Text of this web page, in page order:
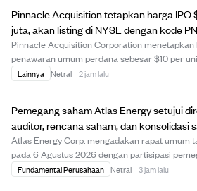
Pinnacle Acquisition tetapkan harga IPO
juta, akan listing di NYSE dengan kode
mulai 7 Agustus 2026
Pinnacle Acquisition Corporation menetapkan
penawaran umum perdana sebesar $10 per
mengumpulkan dana $200 juta dari 20 juta unit
sete...
Lainnya Netral · 2 jam lalu
Pemegang saham Atlas Energy setujui
auditor, rencana saham, dan konsolidasi
Atlas Energy Corp. mengadakan rapat umum
pada 6 Agustus 2026 dengan partisipasi
saham lebih dari 80%. Pemegang saham
Fundamental Perusahaan Netral · 3 jam lalu